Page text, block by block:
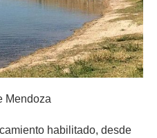
Mendoza
habilitado, desde